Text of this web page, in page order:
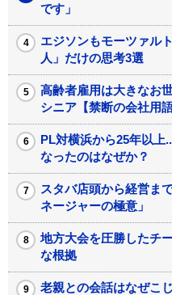
です」
エジソンもモーツァル
人」だけの思考3選
高齢者雇用は大きなお
シニア【禁断の会社用語
PL対横浜から25年以上
なったのはなぜか？
スタバ店頭から経営ま
ネージャーの極意」
地方大会を圧勝したチ
な根拠
老親との会話はなぜこ